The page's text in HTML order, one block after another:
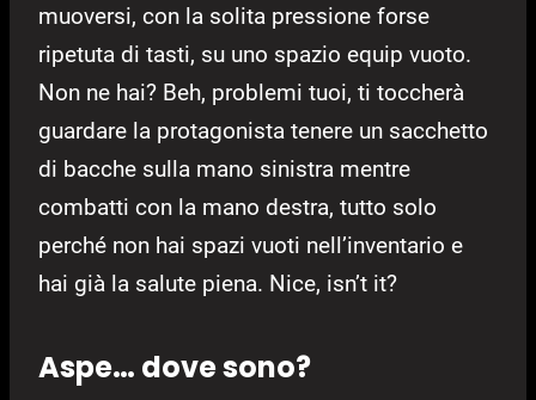
muoversi, con la solita pressione forse
ripetuta di tasti, su uno spazio equip vuoto.
Non ne hai? Beh, problemi tuoi, ti toccherà
guardare la protagonista tenere un sacchetto
di bacche sulla mano sinistra mentre
combatti con la mano destra, tutto solo
perché non hai spazi vuoti nell’inventario e
hai già la salute piena. Nice, isn’t it?
Aspe… dove sono?